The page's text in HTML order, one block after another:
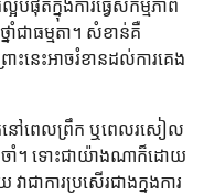
បំផុតក្នុងការធ្វើសកម្មភាព
ជាធម្មតា។ សំខាន់គឺ
ះនេះអាចរំខានដល់ការគេង
កនៅពេលព្រឹក ឬពេលរសៀល
កចាំ។ ទោះជាយ៉ាងណាក៏ដោយ
ាការប្រសើរជាងក្នុងការ